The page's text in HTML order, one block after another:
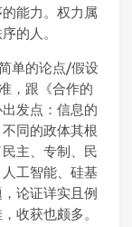
能力。权力属
的人。
单的论点/假设
，跟《合作的
发点：信息的
同的政体其根
主、专制、民
工智能、硅基
论证详实且例
收获也颇多。